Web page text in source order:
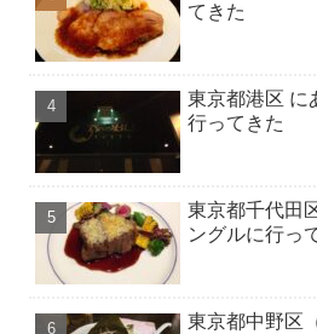
てきた
東京都港区 に
行ってきた
東京都千代田
ングルに行っ
東京都中野区